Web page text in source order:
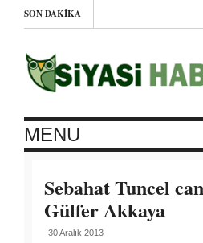
SON DAKIKA
MENU
Sebahat Tuncel
Gülfer Akkaya
30 Aralık 2013